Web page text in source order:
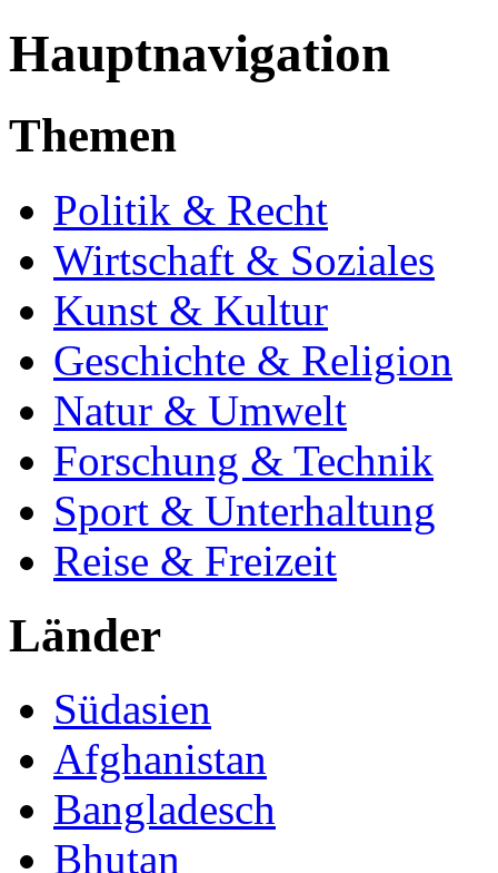
Hauptnavigation
Themen
Politik & Recht
Wirtschaft & Soziales
Kunst & Kultur
Geschichte & Religion
Natur & Umwelt
Forschung & Technik
Sport & Unterhaltung
Reise & Freizeit
Länder
Südasien
Afghanistan
Bangladesch
Bhutan